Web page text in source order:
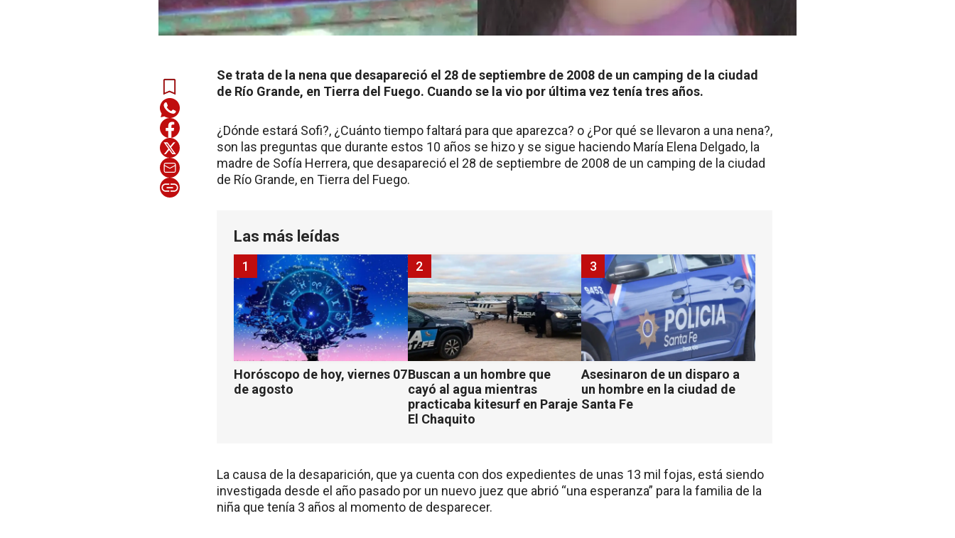
Se trata de la nena que desapareció el 28 de septiembre de 2008 de un camping de la ciudad
de Río Grande, en Tierra del Fuego. Cuando se la vio por última vez tenía tres años.
¿Dónde estará Sofi?, ¿Cuánto tiempo faltará para que aparezca? o ¿Por qué se llevaron a una nena?,
son las preguntas que durante estos 10 años se hizo y se sigue haciendo María Elena Delgado, la
madre de Sofía Herrera, que desapareció el 28 de septiembre de 2008 de un camping de la ciudad
de Río Grande, en Tierra del Fuego.
Las más leídas
Horóscopo de hoy, viernes 07
de agosto
1
Buscan a un hombre que
cayó al agua mientras
practicaba kitesurf en Paraje
El Chaquito
2
Asesinaron de un disparo a
un hombre en la ciudad de
Santa Fe
3
La causa de la desaparición, que ya cuenta con dos expedientes de unas 13 mil fojas, está siendo
investigada desde el año pasado por un nuevo juez que abrió “una esperanza” para la familia de la
niña que tenía 3 años al momento de desparecer.